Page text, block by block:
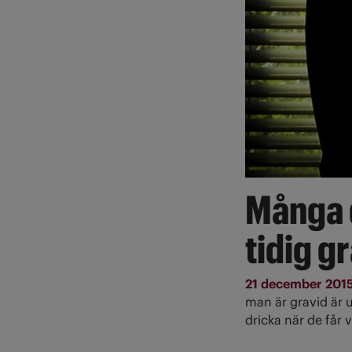
Många
tidig
21 december
man är gravid är
dricka när de får